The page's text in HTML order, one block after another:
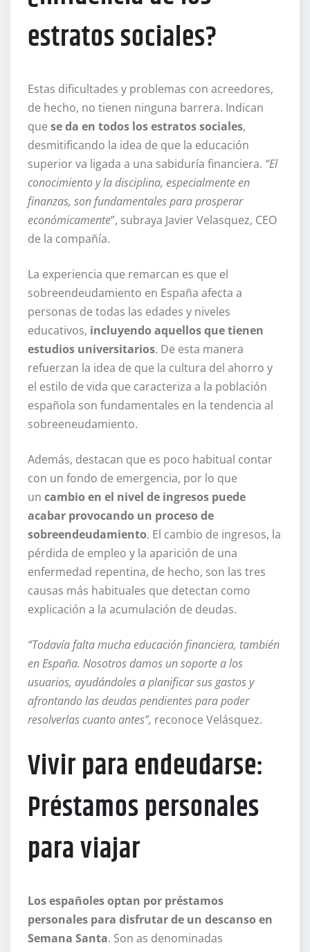
estratos sociales?
Estas dificultades y problemas con acreedores,
de hecho, no tienen ninguna barrera. Indican
que se da en todos los estratos sociales,
desmitificando la idea de que la educación
superior va ligada a una sabiduría financiera. “El
conocimiento y la disciplina, especialmente en
finanzas, son fundamentales para prosperar
económicamente”, subraya Javier Velasquez, CEO
de la compañía.
La experiencia que remarcan es que el
sobreendeudamiento en España afecta a
personas de todas las edades y niveles
educativos, incluyendo aquellos que tienen
estudios universitarios. De esta manera
refuerzan la idea de que la cultura del ahorro y
el estilo de vida que caracteriza a la población
española son fundamentales en la tendencia al
sobreeneudamiento.
Además, destacan que es poco habitual contar
con un fondo de emergencia, por lo que
un cambio en el nivel de ingresos puede
acabar provocando un proceso de
sobreendeudamiento. El cambio de ingresos, la
pérdida de empleo y la aparición de una
enfermedad repentina, de hecho, son las tres
causas más habituales que detectan como
explicación a la acumulación de deudas.
“Todavía falta mucha educación financiera, también
en España. Nosotros damos un soporte a los
usuarios, ayudándoles a planificar sus gastos y
afrontando las deudas pendientes para poder
resolverlas cuanto antes”, reconoce Velásquez.
Vivir para endeudarse:
Préstamos personales
para viajar
Los españoles optan por préstamos
personales para disfrutar de un descanso en
Semana Santa. Son as denominadas